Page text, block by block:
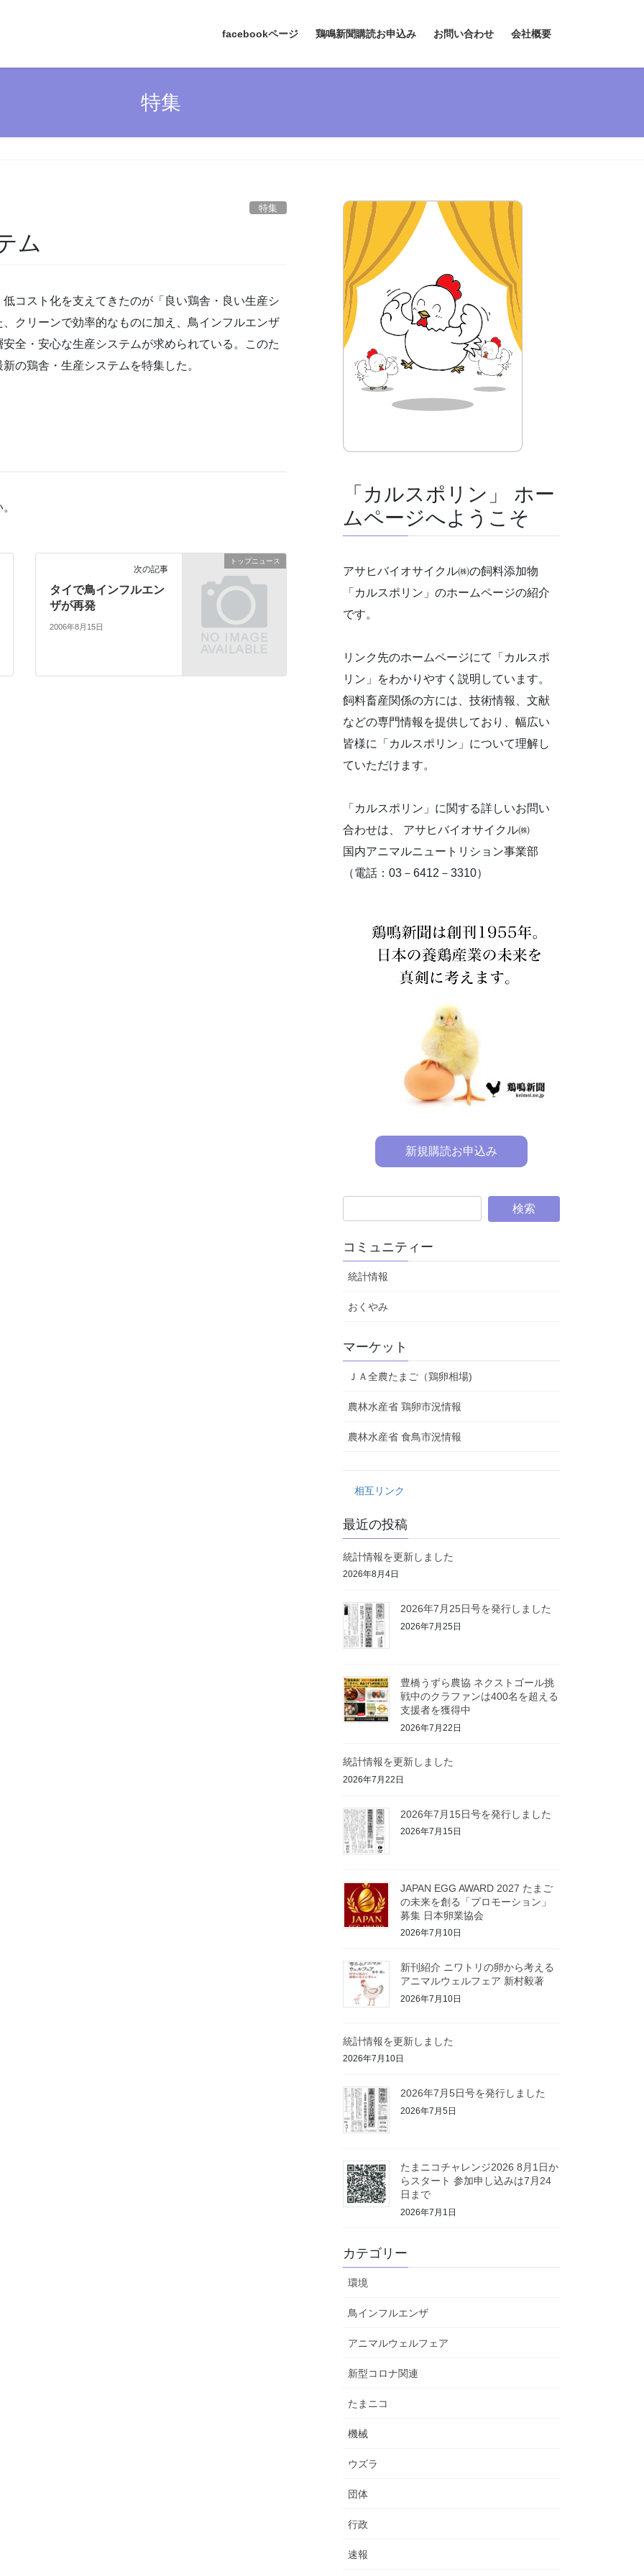
facebookページ 鶏鳴新聞購読お申込み お問い合わせ 会社概要
特集
特集
ム
コスト化を支えてきたのが「良い鶏舎・良い生産シ
クリーンで効率的なものに加え、鳥インフルエンザ
全・安心な生産システムが求められている。このた
の鶏舎・生産システムを特集した。
トップニュース
次の記事
タイで鳥インフルエン
ザが再発
2006年8月15日
「カルスポリン」 ホー
ムページへようこそ
アサヒバイオサイクル㈱の飼料添加物
「カルスポリン」のホームページの紹介
です。
リンク先のホームページにて「カルスポ
リン」をわかりやすく説明しています。
飼料畜産関係の方には、技術情報、文献
などの専門情報を提供しており、幅広い
皆様に「カルスポリン」について理解し
ていただけます。
「カルスポリン」に関する詳しいお問い
合わせは、 アサヒバイオサイクル㈱
国内アニマルニュートリション事業部
（電話：03－6412－3310）
新規購読お申込み
コミュニティー
統計情報
おくやみ
マーケット
ＪＡ全農たまご（鶏卵相場)
農林水産省 鶏卵市況情報
農林水産省 食鳥市況情報
相互リンク
最近の投稿
統計情報を更新しました
2026年8月4日
2026年7月25日号を発行しました
2026年7月25日
豊橋うずら農協 ネクストゴール挑
戦中のクラファンは400名を超える
支援者を獲得中
2026年7月22日
統計情報を更新しました
2026年7月22日
2026年7月15日号を発行しました
2026年7月15日
JAPAN EGG AWARD 2027 たまご
の未来を創る「プロモーション」
募集 日本卵業協会
2026年7月10日
新刊紹介 ニワトリの卵から考える
アニマルウェルフェア 新村毅著
2026年7月10日
統計情報を更新しました
2026年7月10日
2026年7月5日号を発行しました
2026年7月5日
たまニコチャレンジ2026 8月1日か
らスタート 参加申し込みは7月24
日まで
2026年7月1日
カテゴリー
環境
鳥インフルエンザ
アニマルウェルフェア
新型コロナ関連
たまニコ
機械
ウズラ
団体
行政
速報